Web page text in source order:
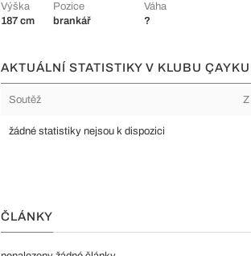
Výška
187 cm
Pozice
brankář
Váha
?
AKTUÁLNÍ STATISTIKY V KLUBU
Soutěž Z
žádné statistiky nejsou k dispozici
ČLÁNKY